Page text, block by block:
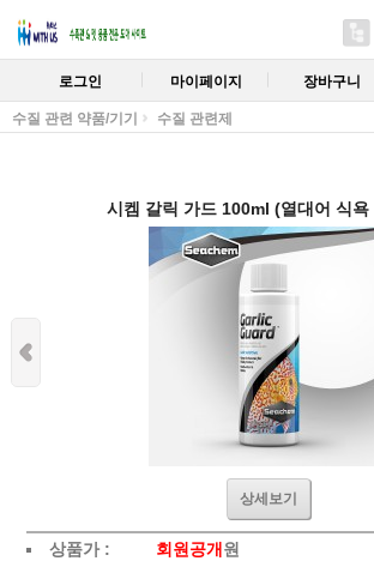
로그인 마이페이지 장바구니
수질 관련 약품/기기 수질 관련제
시켐 갈릭 가드 100ml (열대어 식욕
상세보기
상품가 : 회원공개 원